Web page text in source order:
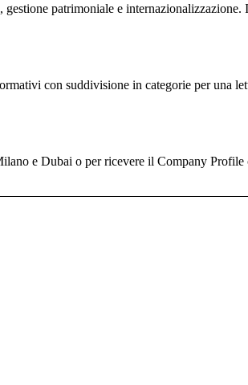
patrimoniale e internazionalizzazione.
con suddivisione in categorie per una
e Dubai o per ricevere il Company